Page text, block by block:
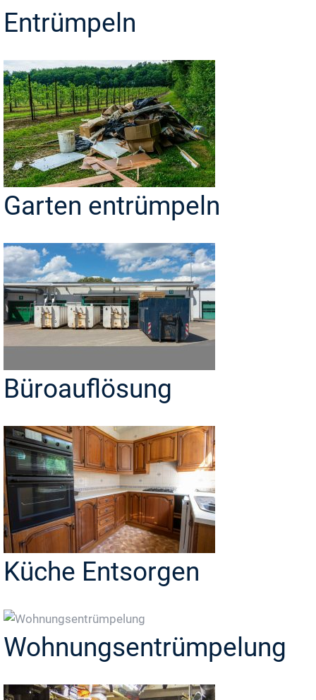
Entrümpeln
Garten entrümpeln
Büroauflösung
Küche Entsorgen
Wohnungsentrümpelung